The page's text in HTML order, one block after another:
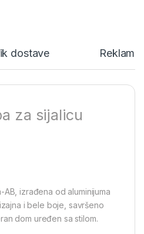
dostave
za sijalicu
AB, izrađena od aluminijuma
i bele boje, savršeno
dom uređen sa stilom.